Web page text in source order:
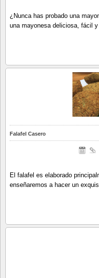
¿Nunca has probado una
una mayonesa deliciosa, fácil
Falafel Casero
El falafel es elaborado
enseñaremos a hacer un